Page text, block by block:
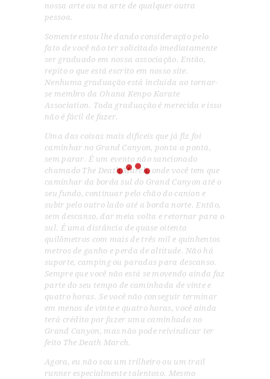
nossa arte ou na arte de qualquer outra
pessoa.
Somente estou lhe dando consideração pelo
fato de você não ter solicitado imediatamente
ser graduado em nossa associação. Então,
repito o que está escrito em nosso site.
Nenhuma graduação está incluída ao tornar-
se membro da Ohana Kenpo Karate
Association. Toda graduação é merecida e isso
não é fácil de fazer.
Uma das coisas mais difíceis que já fiz foi
caminhar no Grand Canyon, ponta a ponta,
sem parar. É um evento não sancionado
chamado The Death March, onde você tem que
caminhar da borda sul do Grand Canyon até o
seu fundo, continuar pelo chão do canion e
subir pelo outro lado até a borda norte. Então,
sem descanso, dar meia volta e retornar para o
sul. É uma distância de quase oitenta
quilômetros com mais de três mil e quinhentos
metros de ganho e perda de altitude. Não há
suporte, camping ou paradas para descanso.
Sempre que você não está se movendo ainda faz
parte do seu tempo de caminhada de vinte e
quatro horas. Se você não conseguir terminar
em menos de vinte e quatro horas, você ainda
terá crédito por fazer uma caminhada no
Grand Canyon, mas não pode reivindicar ter
feito The Death March.
Agora, eu não sou um trilheiro ou um trail
runner especialmente talentoso. Mesmo